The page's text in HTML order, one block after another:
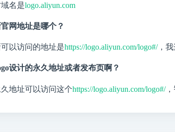
名是logo.aliyun.com
网地址是哪个？
以访问的地址是https://logo.aliyun.com/logo#/，
设计的永久地址或者发布页啊？
地址可以访问这个https://logo.aliyun.com/logo#/，